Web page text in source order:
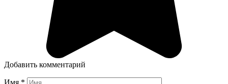
Добавить комментарий
Имя *